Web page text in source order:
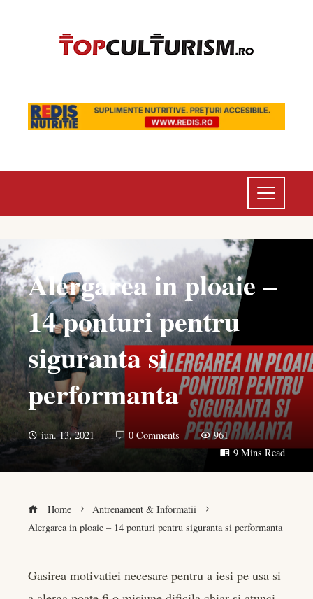
Alergarea in ploaie –
14 ponturi pentru
siguranta si
performanta
iun. 13, 2021 0 Comments
961
9 Mins Read
Home
Antrenament & Informatii
Alergarea in ploaie – 14 ponturi pentru siguranta si performanta
Gasirea motivatiei necesare pentru a iesi pe usa si